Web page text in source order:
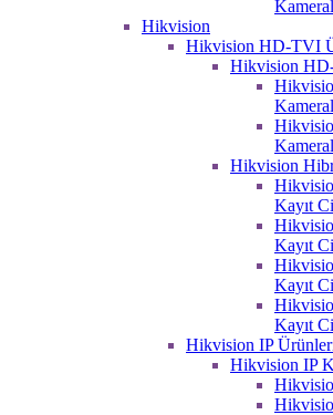
Hikvision
Hikvision HD-TVI
Hikvision
Hikvision
Kayıt
Kayıt
Kayıt
Kayıt
Hikvision IP
Hikvision IP